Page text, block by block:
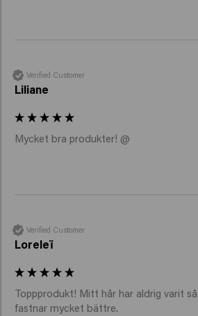
Verified Customer
Liliane
Mycket bra produkter! @
Verified Customer
Loreleï
Toppprodukt! Mitt hår har aldrig varit
fastnar mycket bättre.